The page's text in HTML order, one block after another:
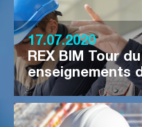
17.07.2020
REX BIM Tour
enseignements